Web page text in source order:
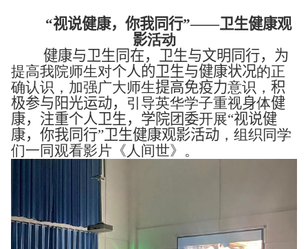
“视说健康，你我同行”——卫生健康观
影活动
健康与卫生同在，卫生与文明同行，为
提高我院师生对个人的卫生与健康状况的正
确认识，加强广大师生提高免疫力意识， 积
极参与阳光运动， 引导英华学子重视身体健
康，注重个人卫生，学院团委开展“视说健
康，你我同行”卫生健康观影活动 ，组织同学
们一同观看影片《人间世》。